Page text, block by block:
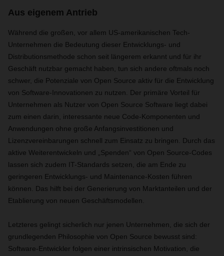
Aus eigenem Antrieb
Während die großen, vor allem US-amerikanischen Tech-
Unternehmen die Bedeutung dieser Entwicklungs- und
Distributionsmethode schon seit längerem erkannt und für ihr
Geschäft nutzbar gemacht haben, tun sich andere oftmals noch
schwer, die Potenziale von Open Source aktiv für die Entwicklung
von Software-Innovationen zu nutzen. Der primäre Vorteil für
Unternehmen als Nutzer von Open Source Software liegt dabei
zum einen darin, interessante neue Code-Komponenten und
Anwendungen ohne große Anfangsinvestitionen und
Lizenzvereinbarungen schnell zum Einsatz zu bringen. Durch das
aktive Weiterentwickeln und „Spenden“ von Open Source-Codes
lassen sich zudem IT-Standards setzen, die am Ende zu
geringeren Entwicklungs- und Maintenance-Kosten führen
können. Das hilft bei der Generierung von Marktanteilen und der
Etablierung von neuen Geschäftsmodellen.
Letzteres gelingt sicherlich nur jenen Unternehmen, die sich der
grundlegenden Philosophie von Open Source bewusst sind:
Software-Entwickler folgen einer intrinsischen Motivation, die